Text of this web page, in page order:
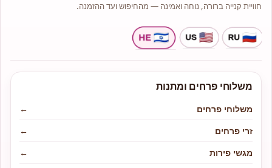
חוויית קנייה ברורה, נוחה ואמינה — מהחיפוש ועד ההזמנה.
משלוחי פרחים ומתנות
משלוחי פרחים
←
זרי פרחים
←
מגשי פירות
←